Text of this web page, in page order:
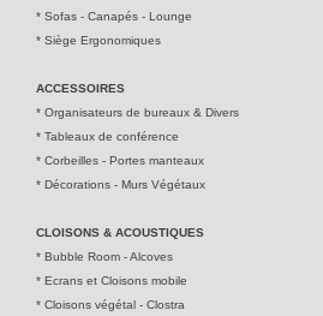
* Sofas - Canapés - Lounge
* Siège Ergonomiques
ACCESSOIRES
* Organisateurs de bureaux & Divers
* Tableaux de conférence
* Corbeilles - Portes manteaux
* Décorations - Murs Végétaux
CLOISONS & ACOUSTIQUES
* Bubble Room - Alcoves
* Ecrans et Cloisons mobile
* Cloisons végétal - Clostra